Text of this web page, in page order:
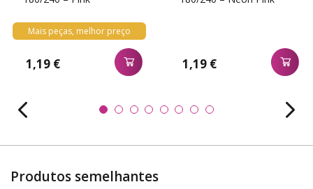
Mais peças, melhor preço
1,19 € 1,19 €
Produtos semelhantes